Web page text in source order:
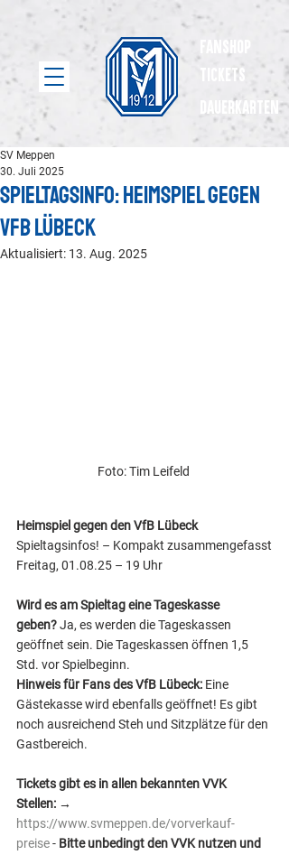
Fanshop
Tickets
dauerkarten
Spieltagsinfo: Heimspiel gegen
VfB Lübeck
SV Meppen
30. Juli 2025
Aktualisiert: 13. Aug. 2025
Foto: Tim Leifeld
Heimspiel gegen den VfB Lübeck
Spieltagsinfos! – Kompakt zusammengefasst
Freitag, 01.08.25 – 19 Uhr
Wird es am Spieltag eine Tageskasse
geben? Ja, es werden die Tageskassen
geöffnet sein. Die Tageskassen öffnen 1,5
Std. vor Spielbeginn.
Hinweis für Fans des VfB Lübeck: Eine
Gästekasse wird ebenfallsgeöffnet! Es gibt
noch ausreichend Steh und Sitzplätze für den
Gastbereich.
Tickets gibt es in allen bekannten VVK
Stellen: →
https://www.svmeppen.de/vorverkauf-
preise - Bitte unbedingt den VVK nutzen und